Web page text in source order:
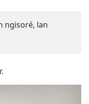
ngisoré, lan